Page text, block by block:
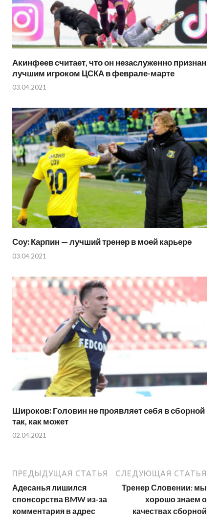
Акинфеев считает, что он незаслуженно признан
лучшим игроком ЦСКА в феврале-марте
03.04.2021
Соу: Карпин — лучший тренер в моей карьере
03.04.2021
Широков: Головин не проявляет себя в сборной
так, как может
02.04.2021
ПРЕДЫДУЩАЯ СТАТЬЯ
Адесанья лишился
спонсорства BMW из-за
комментария в адрес
СЛЕДУЮЩАЯ СТАТЬЯ
Тренер Словении: мы
хорошо знаем о
качествах сборной